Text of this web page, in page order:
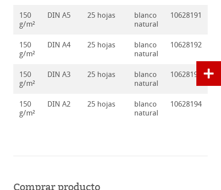
150
g/m²
DIN A5 25 hojas
blanco
natural
10628191
150
g/m²
DIN A4 25 hojas
blanco
natural
10628192
150
g/m²
DIN A3 25 hojas
blanco
natural
10628193
150
g/m²
DIN A2 25 hojas
blanco
natural
10628194
Comprar producto